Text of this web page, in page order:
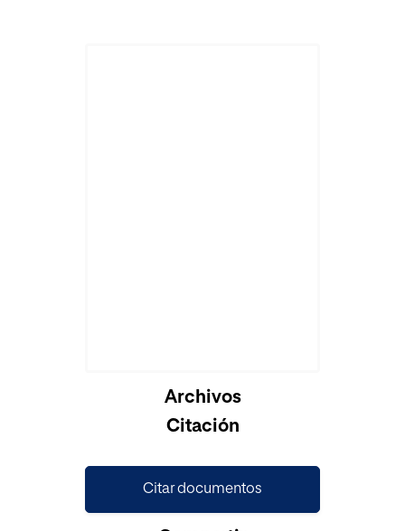
Archivos
Citación
Citar documentos